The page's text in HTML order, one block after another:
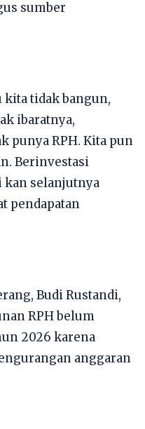
sumber
kita tidak bangun,
ibaratnya,
punya RPH. Kita pun
Berinvestasi
kan selanjutnya
pendapatan
Budi Rustandi,
RPH belum
2026 karena
anggaran